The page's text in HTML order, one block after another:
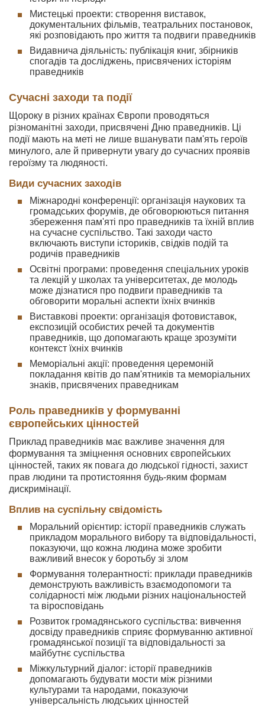
Мистецькі проекти: створення виставок,
документальних фільмів, театральних постановок,
які розповідають про життя та подвиги праведників
Видавнича діяльність: публікація книг, збірників
спогадів та досліджень, присвячених історіям
праведників
Сучасні заходи та події
Щороку в різних країнах Європи проводяться
різноманітні заходи, присвячені Дню праведників. Ці
події мають на меті не лише вшанувати пам'ять героїв
минулого, але й привернути увагу до сучасних проявів
героїзму та людяності.
Види сучасних заходів
Міжнародні конференції: організація наукових та
громадських форумів, де обговорюються питання
збереження пам'яті про праведників та їхній вплив
на сучасне суспільство. Такі заходи часто
включають виступи істориків, свідків подій та
родичів праведників
Освітні програми: проведення спеціальних уроків
та лекцій у школах та університетах, де молодь
може дізнатися про подвиги праведників та
обговорити моральні аспекти їхніх вчинків
Виставкові проекти: організація фотовиставок,
експозицій особистих речей та документів
праведників, що допомагають краще зрозуміти
контекст їхніх вчинків
Меморіальні акції: проведення церемоній
покладання квітів до пам'ятників та меморіальних
знаків, присвячених праведникам
Роль праведників у формуванні
європейських цінностей
Приклад праведників має важливе значення для
формування та зміцнення основних європейських
цінностей, таких як повага до людської гідності, захист
прав людини та протистояння будь-яким формам
дискримінації.
Вплив на суспільну свідомість
Моральний орієнтир: історії праведників служать
прикладом морального вибору та відповідальності,
показуючи, що кожна людина може зробити
важливий внесок у боротьбу зі злом
Формування толерантності: приклади праведників
демонструють важливість взаємодопомоги та
солідарності між людьми різних національностей
та віросповідань
Розвиток громадянського суспільства: вивчення
досвіду праведників сприяє формуванню активної
громадянської позиції та відповідальності за
майбутнє суспільства
Міжкультурний діалог: історії праведників
допомагають будувати мости між різними
культурами та народами, показуючи
універсальність людських цінностей